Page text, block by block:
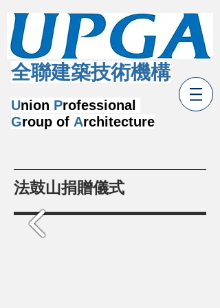
Union Professional
Group of Architecture
​全聯建築技術機構
法鼓山捐贈儀式